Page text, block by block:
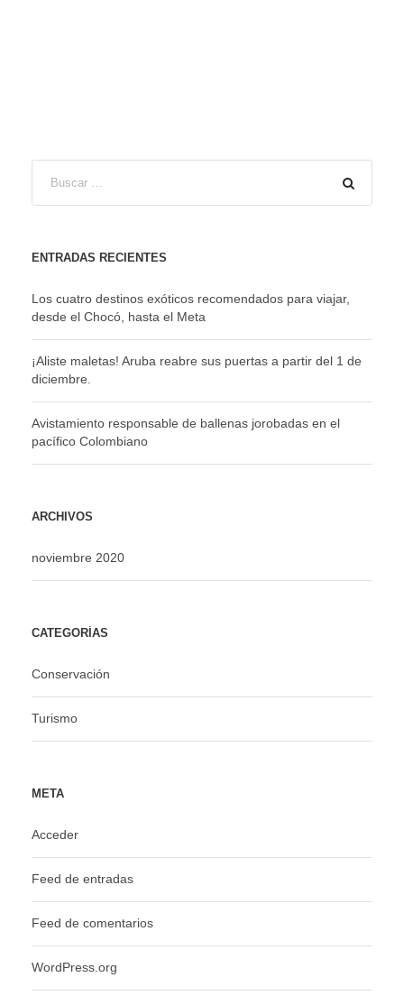
ENTRADAS RECIENTES
Los cuatro destinos exóticos recomendados para viajar,
desde el Chocó, hasta el Meta
¡Aliste maletas! Aruba reabre sus puertas a partir del 1 de
diciembre.
Avistamiento responsable de ballenas jorobadas en el
pacífico Colombiano
ARCHIVOS
noviembre 2020
CATEGORÍAS
Conservación
Turismo
META
Acceder
Feed de entradas
Feed de comentarios
WordPress.org